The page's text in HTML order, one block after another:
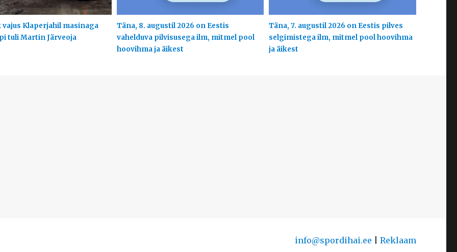
vajus Klaperjahil masinaga
tuli Martin Järveoja
Täna, 8. augustil 2026 on Eestis
vahelduva pilvisusega ilm, mitmel pool
hoovihma ja äikest
Täna, 7. augustil 2026 on Eestis pilves
selgimistega ilm, mitmel pool hoovihma
ja äikest
info@spordihai.ee Reklaam